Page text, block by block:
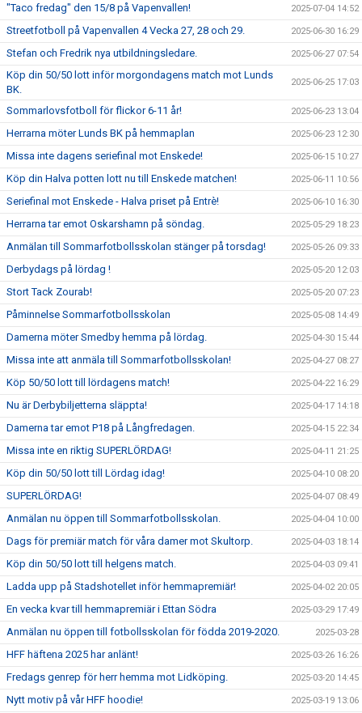
"Taco fredag" den 15/8 på Vapenvallen! 2025-07-04 14:52
Streetfotboll på Vapenvallen 4 Vecka 27, 28 och 29. 2025-06-30 16:29
Stefan och Fredrik nya utbildningsledare. 2025-06-27 07:54
Köp din 50/50 lott inför morgondagens match mot Lunds
BK.
2025-06-25 17:03
Sommarlovsfotboll för flickor 6-11 år! 2025-06-23 13:04
Herrarna möter Lunds BK på hemmaplan 2025-06-23 12:30
Missa inte dagens seriefinal mot Enskede! 2025-06-15 10:27
Köp din Halva potten lott nu till Enskede matchen! 2025-06-11 10:56
Seriefinal mot Enskede - Halva priset på Entrè! 2025-06-10 16:30
Herrarna tar emot Oskarshamn på söndag. 2025-05-29 18:23
Anmälan till Sommarfotbollsskolan stänger på torsdag! 2025-05-26 09:33
Derbydags på lördag ! 2025-05-20 12:03
Stort Tack Zourab! 2025-05-20 07:23
Påminnelse Sommarfotbollsskolan 2025-05-08 14:49
Damerna möter Smedby hemma på lördag. 2025-04-30 15:44
Missa inte att anmäla till Sommarfotbollsskolan! 2025-04-27 08:27
Köp 50/50 lott till lördagens match! 2025-04-22 16:29
Nu är Derbybiljetterna släppta! 2025-04-17 14:18
Damerna tar emot P18 på Långfredagen. 2025-04-15 22:34
Missa inte en riktig SUPERLÖRDAG! 2025-04-11 21:25
Köp din 50/50 lott till Lördag idag! 2025-04-10 08:20
SUPERLÖRDAG! 2025-04-07 08:49
Anmälan nu öppen till Sommarfotbollsskolan. 2025-04-04 10:00
Dags för premiär match för våra damer mot Skultorp. 2025-04-03 18:14
Köp din 50/50 lott till helgens match. 2025-04-03 09:41
Ladda upp på Stadshotellet inför hemmapremiär! 2025-04-02 20:05
En vecka kvar till hemmapremiär i Ettan Södra 2025-03-29 17:49
Anmälan nu öppen till fotbollsskolan för födda 2019-2020. 2025-03-28
HFF häftena 2025 har anlänt! 2025-03-26 16:26
Fredags genrep för herr hemma mot Lidköping. 2025-03-20 14:45
Nytt motiv på vår HFF hoodie! 2025-03-19 13:06